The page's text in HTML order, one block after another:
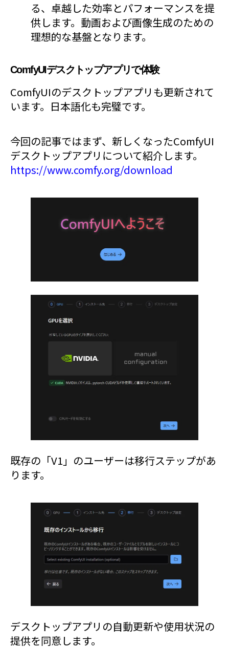
る、卓越した効率とパフォーマンスを提
供します。動画および画像生成のための
理想的な基盤となります。
ComfyUIデスクトップアプリで体験
ComfyUIのデスクトップアプリも更新されて
います。日本語化も完璧です。
今回の記事ではまず、新しくなったComfyUI
デスクトップアプリについて紹介します。
https://www.comfy.org/download
既存の「V1」のユーザーは移行ステップがあ
ります。
デスクトップアプリの自動更新や使用状況の
提供を同意します。